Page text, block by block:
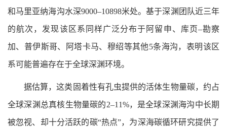
和马里亚纳海沟水深9000–10898米处。基于深渊团队近三年
的航次，发现该区系同样广泛分布于阿留申、库页–勘察
加、普伊斯哥、阿塔卡马、穆绍等其他5条海沟，表明该区
系可能普遍存在于全球深渊环境。
据估算，这类固着性有孔虫提供的活体生物量碳，约占
全球深渊总真核生物量碳的2–11%，是全球深渊海沟中长期
被忽视、却十分活跃的碳“热点”，为深海碳循环研究提供了